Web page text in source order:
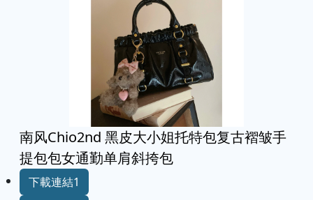
南风Chio2nd 黑皮大小姐托特包复古褶皱手
提包包女通勤单肩斜挎包
下載連結1